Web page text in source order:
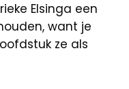
Elsinga een
want je
ze als